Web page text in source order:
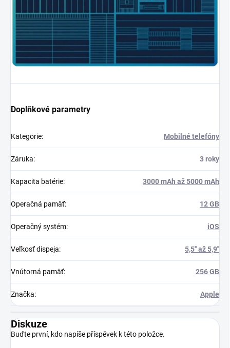
Doplňkové parametry
Kategorie: Mobilné telefóny
Záruka: 3 roky
Kapacita batérie: 3000 mAh až 5000 mAh
Operačná pamäť: 12 GB
Operačný systém: iOS
Veľkosť dispeja: 5,5'' až 5,9''
Vnútorná pamäť: 256 GB
Značka: Apple
Diskuze
Buďte první, kdo napíše příspěvek k této položce.